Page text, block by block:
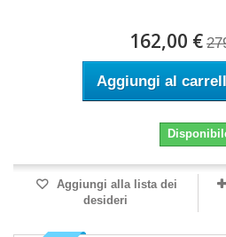
162,00 €
Aggiungi al
Aggiungi alla lista dei
desideri